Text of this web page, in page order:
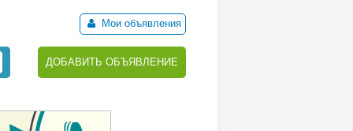
Мои объявления
ДОБАВИТЬ ОБЪЯВЛЕНИЕ